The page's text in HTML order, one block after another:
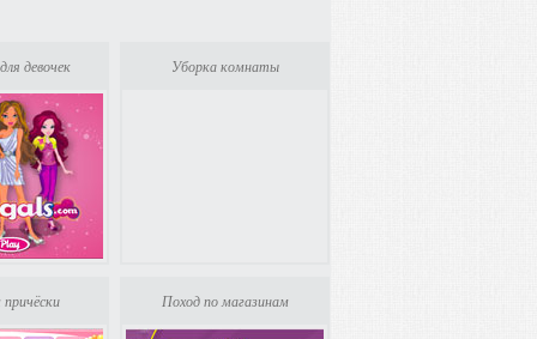
девочек Уборка комнаты
Поход по магазинам